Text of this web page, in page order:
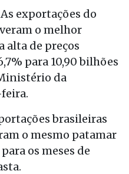
exportações do
o melhor
alta de preços
para 10,90 bilhões
da
brasileiras
o mesmo patamar
os meses de